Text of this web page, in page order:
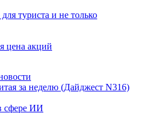
туриста и не только
цена акций
за неделю (Дайджест N316)